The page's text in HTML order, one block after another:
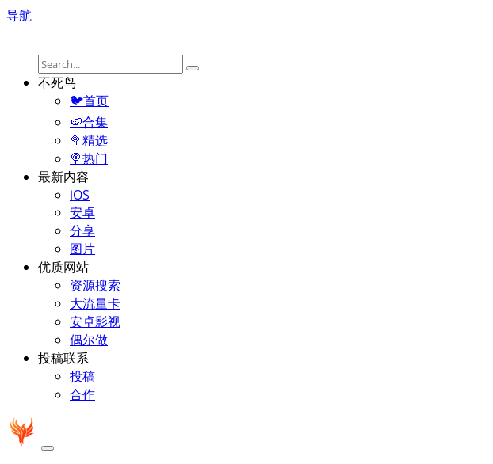
导航
不死鸟
🐦首页
🍉合集
🥦精选
🍭热门
最新内容
iOS
安卓
分享
图片
优质网站
资源搜索
大流量卡
安卓影视
偶尔做
投稿联系
投稿
合作